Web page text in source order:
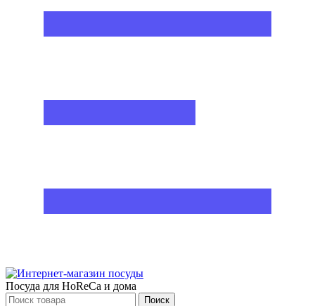
Посуда для HoReCa и дома
Поиск